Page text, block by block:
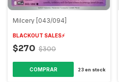
Milcery [043/094]
BLACKOUT SALES⚡️
$270 $300
COMPRAR 23en stock